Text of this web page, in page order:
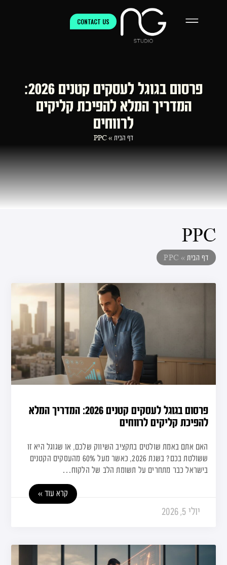
CONTACT US
פרסום בגוגל לעסקים קטנים 2026:
המדריך המלא להפיכת קליקים
לרווחים
דף הבית »
PPC
PPC
דף הבית»
PPC
פרסום בגוגל לעסקים קטנים 2026: המדריך המלא
להפיכת קליקים לרווחים
האם אתם באמת שולטים בתקציב השיווק שלכם, או שגוגל היא זו
ששולטת בכם? בשנת 2026, כאשר מעל 60% מהעסקים הקטנים
בישראל כבר מתחרים על תשומת הלב של הלקוח…
קרא עוד »
יולי 5, 2026